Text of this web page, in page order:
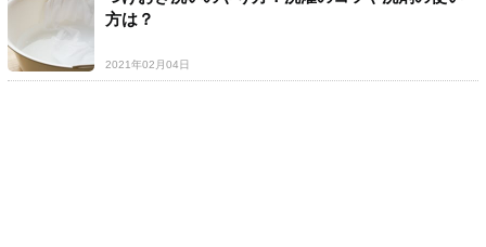
方は？
2021年02月04日